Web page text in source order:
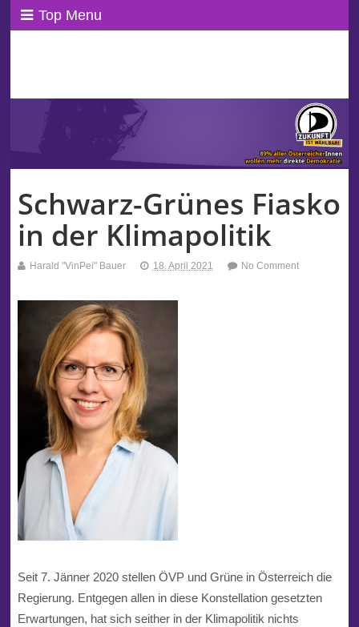
Top Menu
Schwarz-Grünes Fiasko
in der Klimapolitik
Harald "VinPei" Bauer 18. April 2021 No Comment
Seit 7. Jänner 2020 stellen ÖVP und Grüne in Österreich die
Regierung. Entgegen allen in diese Konstellation gesetzten
Erwartungen, hat sich seither in der Klimapolitik nichts